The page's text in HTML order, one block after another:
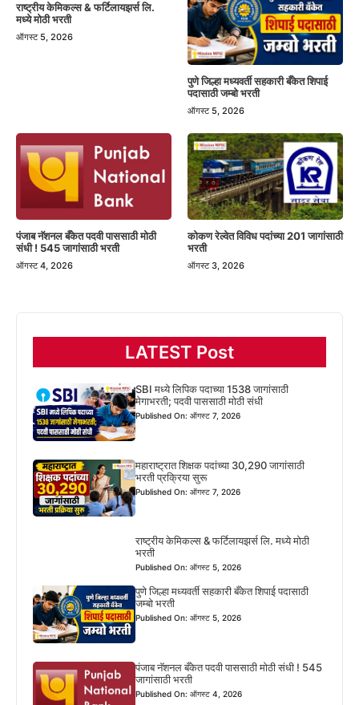
राष्ट्रीय केमिकल्स & फर्टिलायझर्स लि.
मध्ये मोठी भरती
ऑगस्ट 5, 2026
पुणे जिल्हा मध्यवर्ती सहकारी बँकेत शिपाई
पदासाठी जम्बो भरती
ऑगस्ट 5, 2026
पंजाब नॅशनल बँकेत पदवी पाससाठी मोठी
संधी ! 545 जागांसाठी भरती
ऑगस्ट 4, 2026
कोकण रेल्वेत विविध पदांच्या 201 जागांसाठी
भरती
ऑगस्ट 3, 2026
LATEST Post
SBI मध्ये लिपिक पदाच्या 1538 जागांसाठी
मेगाभरती; पदवी पाससाठी मोठी संधी
Published On: ऑगस्ट 7, 2026
महाराष्ट्रात शिक्षक पदांच्या 30,290 जागांसाठी
भरती प्रक्रिया सुरू
Published On: ऑगस्ट 7, 2026
राष्ट्रीय केमिकल्स & फर्टिलायझर्स लि. मध्ये मोठी
भरती
Published On: ऑगस्ट 5, 2026
पुणे जिल्हा मध्यवर्ती सहकारी बँकेत शिपाई पदासाठी
जम्बो भरती
Published On: ऑगस्ट 5, 2026
पंजाब नॅशनल बँकेत पदवी पाससाठी मोठी संधी ! 545
जागांसाठी भरती
Published On: ऑगस्ट 4, 2026